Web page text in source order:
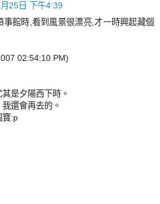
25日 下午4:39
事館時,看到風景很漂亮,才一時興起藏個
02:54:10 PM)
是夕陽西下時。
還會再去的。
寶:p